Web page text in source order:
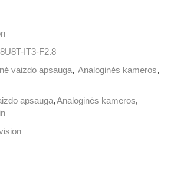
IT3-F2.8
vaizdo apsauga, Analoginės kameros,
apsauga,Analoginės kameros,